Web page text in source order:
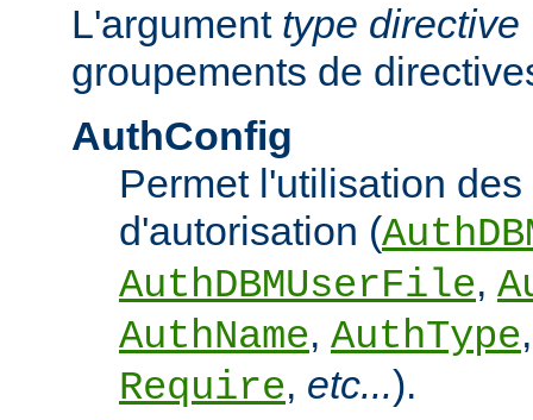
L'argument type directive
groupements de
AuthConfig
Permet l'utilisation
d'autorisation (
AuthDBMUserFile,
AuthName, AuthType
Require, etc...).